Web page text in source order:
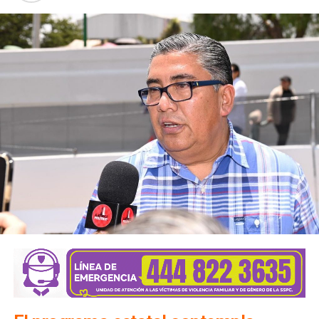
paciente es escuchado, que una familia encuentra
esperanza y que una comunidad avanza”, expresó, al
destacar que elCentroimpulsa una nueva cultura en torno
al bienestar emocional, promoviendo el mensaje de que
pedir ayuda es un derecho y un paso fundamental para
Estela Arriagarecordó que anteriormente elDIFofrecía
atención psicológica individual, grupal, familiar y de pareja;
sin embargo, ante la creciente demanda de estos
servicios, se tomó la decisión, con el impulso delalcalde